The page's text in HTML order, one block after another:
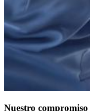
Nuestro